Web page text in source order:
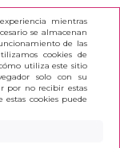
mientras
se almacenan
de las
cookies de
utiliza este sitio
solo con su
por no recibir estas
estas cookies puede